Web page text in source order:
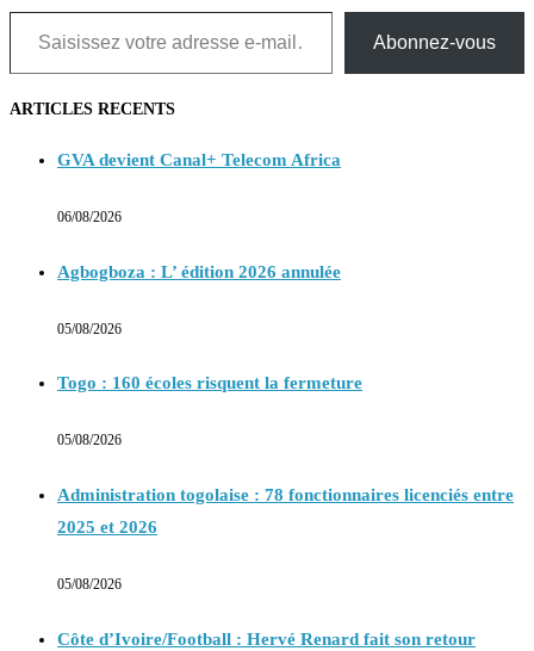
Saisissez votre adresse e-mail…
Abonnez-vous
ARTICLES RECENTS
GVA devient Canal+ Telecom Africa
06/08/2026
Agbogboza : L’ édition 2026 annulée
05/08/2026
Togo : 160 écoles risquent la fermeture
05/08/2026
Administration togolaise : 78 fonctionnaires licenciés entre
2025 et 2026
05/08/2026
Côte d’Ivoire/Football : Hervé Renard fait son retour